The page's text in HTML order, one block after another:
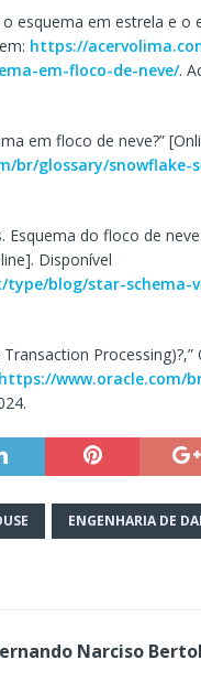
esquema em estrela e o
https://
em-floco-de-neve/.
em floco de neve?”
br/glossary/snowflake-
Esquema do floco de
Disponível
blog/star-schema-
https://www.oracle.com/
ENGENHARIA DE
Narciso